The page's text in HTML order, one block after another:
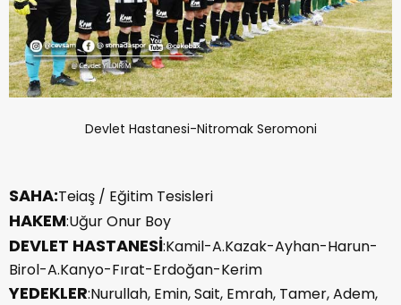
Devlet Hastanesi-Nitromak Seromoni
SAHA:Teiaş / Eğitim Tesisleri
HAKEM:Uğur Onur Boy
DEVLET HASTANESİ:Kamil-A.Kazak-Ayhan-Harun-
Birol-A.Kanyo-Fırat-Erdoğan-Kerim
YEDEKLER:Nurullah, Emin, Sait, Emrah, Tamer, Adem,